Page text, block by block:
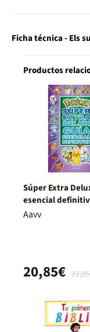
Ficha técnica - Els
Productos
Súper Extra
esencial
Aavv
20,85€